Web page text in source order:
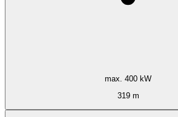
max. 400 kW
319 m